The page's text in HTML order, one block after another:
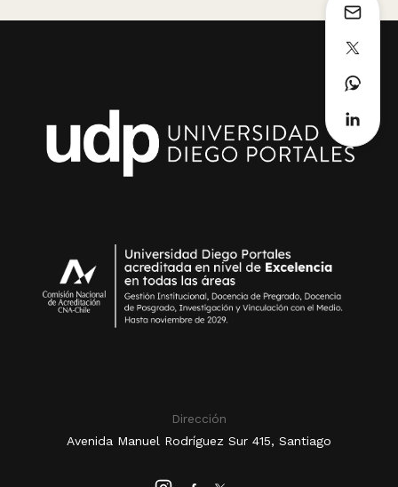
Dirección
Avenida Manuel Rodríguez Sur 415, Santiago